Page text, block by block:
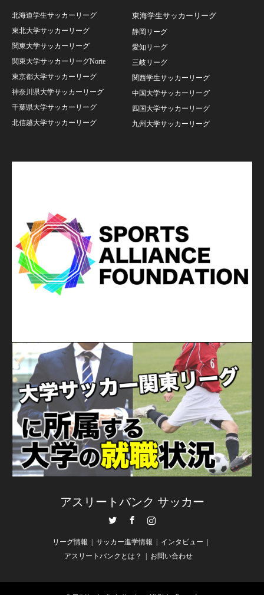
北海道学生サッカーリーグ
東北大学サッカーリーグ
関東大学サッカーリーグ
関東大学サッカーリーグNorte
東京都大学サッカーリーグ
神奈川県大学サッカーリーグ
千葉県大学サッカーリーグ
北信越大学サッカーリーグ
東海学生サッカーリーグ
静岡リーグ
愛知リーグ
三岐リーグ
関西学生サッカーリーグ
中国大学サッカーリーグ
四国大学サッカーリーグ
九州大学サッカーリーグ
アスリートバンク サッカー
リーグ情報 サッカー進学情報
インタビュー
アスリートバンクとは？
お問い合わせ